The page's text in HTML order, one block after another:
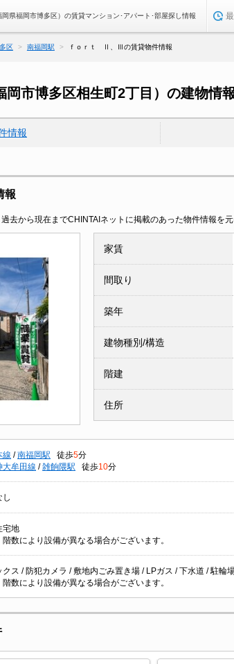
福岡市博多区）の賃貸マンション･アパート･部屋探し情報
区 南福岡駅 ｆｏｒｔ Ⅱ、Ⅲの賃貸物件情報
市博多区相生町2丁目）の建物情
情報
報
去から現在までCHINTAIネットに掲載のあった物件情報を
家賃
間取り
築年
建物種別/構造
階建
住所
線 / 南福岡駅 徒歩5分
大牟田線 / 雑餉隈駅 徒歩10分
し
宅地
数により設備が異なる場合がございます。
クス / 防犯カメラ / 敷地内ごみ置き場 / LPガス / 下水道 / 駐輪
数により設備が異なる場合がございます。